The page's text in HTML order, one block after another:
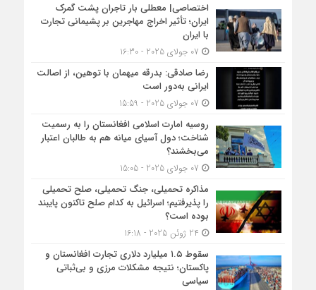
اختصاصی| معطلی بار تاجران پشت گمرک
ایران؛ تأثیر اخراج مهاجرین بر پشیمانی تجارت
با ایران
رضا صادقی: بدرقه میهمان با توهین، از اصالت
ایرانی به‌دور است
روسیه امارت اسلامی افغانستان را به رسمیت
شناخت؛ دول آسیای میانه هم به طالبان اعتبار
می‎‌بخشند؟
مذاکره تحمیلی، جنگ تحمیلی، صلح تحمیلی
را پذیرفتیم؛ اسرائیل به کدام صلح تاکنون پایبند
بوده است؟
سقوط ۱.۵ میلیارد دلاری تجارت افغانستان و
پاکستان؛ نتیجه مشکلات مرزی و بی‌ثباتی
سیاسی